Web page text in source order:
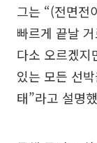
그는 “(전면전
빠르게 끝날
다소 오르겠지
있는 모든 선
태”라고 설명